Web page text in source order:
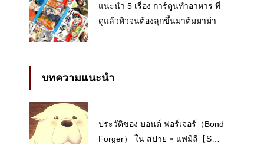
แนะนำ 5 เรื่อง การ์ตูนทำอาหาร ที่
ดูแล้วหิวจนต้องลุกขึ้นมาต้มมาม่า
บทความแนะนำ
ประวัติของ บอนด์ ฟอร์เจอร์（Bond
Forger） ใน สปาย × แฟมิลี【SPY